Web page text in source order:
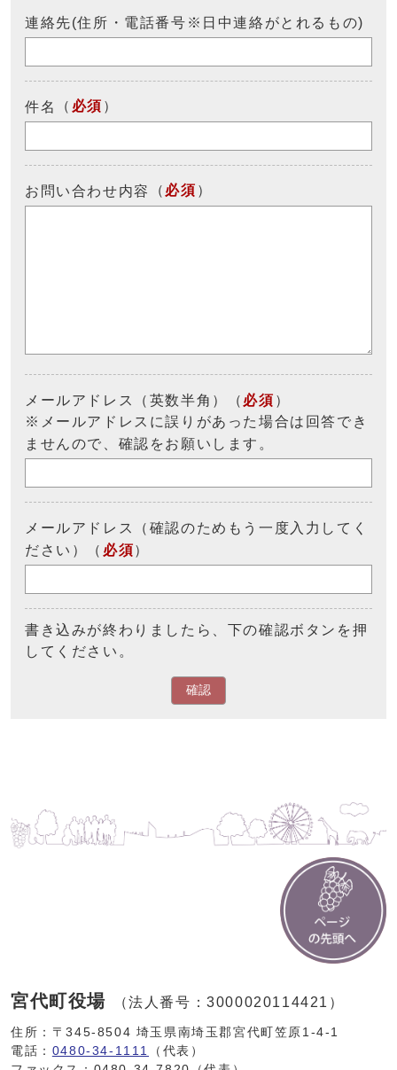
連絡先(住所・電話番号※日中連絡がとれるもの)
件名 （ 必須 ）
お問い合わせ内容 （ 必須 ）
メールアドレス（英数半角）（ 必須 ）
※メールアドレスに誤りがあった場合は回答でき
ませんので、確認をお願いします。
メールアドレス（確認のためもう一度入力してく
ださい）（ 必須）
書き込みが終わりましたら、下の確認ボタンを押
してください。
確認
宮代町役場 （法人番号：3000020114421）
住所：〒345-8504 埼玉県南埼玉郡宮代町笠原1-4-1
電話： 0480-34-1111
（代表）